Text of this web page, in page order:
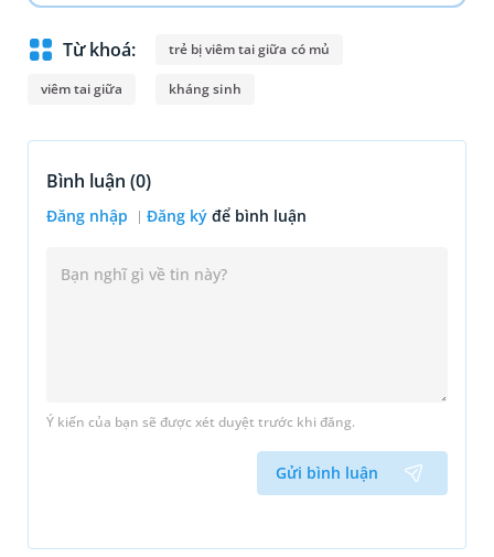
Từ khoá: trẻ bị viêm tai giữa có mủ
viêm tai giữa kháng sinh
Bình luận (0)
Đăng nhập Đăng ký để bình luận
Ý kiến của bạn sẽ được xét duyệt trước khi đăng.
Gửi bình luận